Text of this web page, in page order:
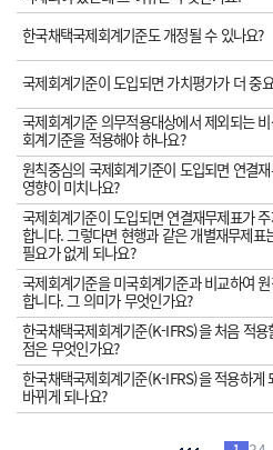
한국채택국제회계기준도 개정될 수 있나요?
국제회계기준이 도입되면 가치평가가 더 중
국제회계기준 의무적용대상에서 제외되는
회계기준을 적용해야 하나요?
원칙중심의 국제회계기준이 도입되면 연결
영향이 미치나요?
국제회계기준이 도입되면 연결재무제표가
합니다. 그렇다면 현행과 같은 개별재무제표
필요가 없게 되나요?
국제회계기준을 미국회계기준과 비교하여
합니다. 그 의미가 무엇인가요?
한국채택국제회계기준(K-IFRS)을 처음 적용
점은 무엇인가요?
한국채택국제회계기준(K-IFRS)을 적용하게
바뀌게 되나요?